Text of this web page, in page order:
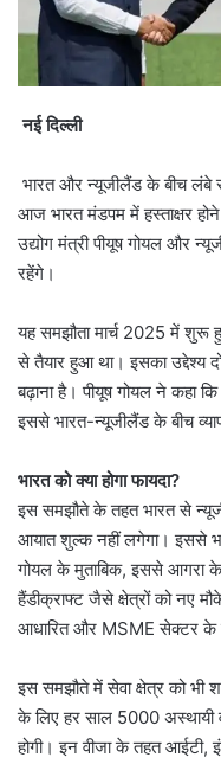
नई दिल्ली
भारत और न्यूजीलैंड के बीच लंबे
आज भारत मंडपम में हस्ताक्षर
उद्योग मंत्री पीयूष गोयल और
रहेंगे।
यह समझौता मार्च 2025 में शुरू
से तैयार हुआ था। इसका उद्देश्य
बढ़ाना है। पीयूष गोयल ने कहा
इससे भारत-न्यूजीलैंड के बीच
भारत को क्या होगा फायदा?
इस समझौते के तहत भारत से
आयात शुल्क नहीं लगेगा। इससे
गोयल के मुताबिक, इससे आगरा
हैंडीक्राफ्ट जैसे क्षेत्रों को नए
आधारित और MSME सेक्टर के
इस समझौते में सेवा क्षेत्र को भी
के लिए हर साल 5000 अस्थायी
होगी। इन वीजा के तहत आईटी,